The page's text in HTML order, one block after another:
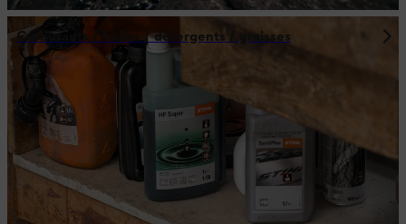
Carburants / huiles / détergents / graisses